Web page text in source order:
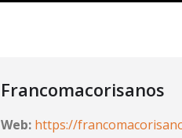
Francomacorisanos
Web: https://